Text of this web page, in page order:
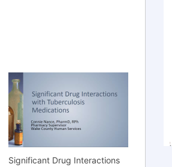
Significant Drug Interactions